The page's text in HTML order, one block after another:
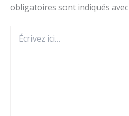
obligatoires sont indiqués avec
ici…